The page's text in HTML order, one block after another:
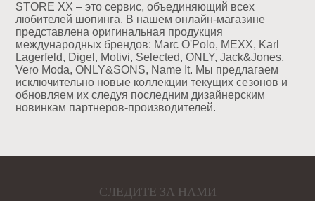
STORE XX – это сервис, объединяющий всех
любителей шопинга. В нашем онлайн-магазине
представлена оригинальная продукция
международных брендов: Marc O'Polo, MEXX, Karl
Lagerfeld, Digel, Motivi, Selected, ONLY, Jack&Jones,
Vero Moda, ONLY&SONS, Name It. Мы предлагаем
исключительно новые коллекции текущих сезонов и
обновляем их следуя последним дизайнерским
новинкам партнеров-производителей.
СЛЕДИТЕ ЗА НАМИ